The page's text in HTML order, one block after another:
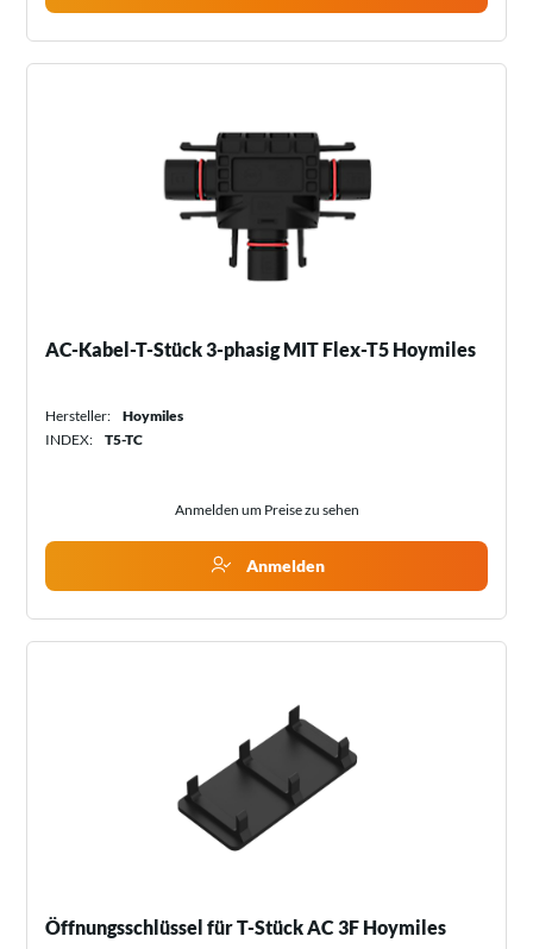
AC-Kabel-T-Stück 3-phasig MIT Flex-T5 Hoymiles
Hersteller:
Hoymiles
INDEX:
T5-TC
Anmelden um Preise zu sehen
Anmelden
Öffnungsschlüssel für T-Stück AC 3F Hoymiles